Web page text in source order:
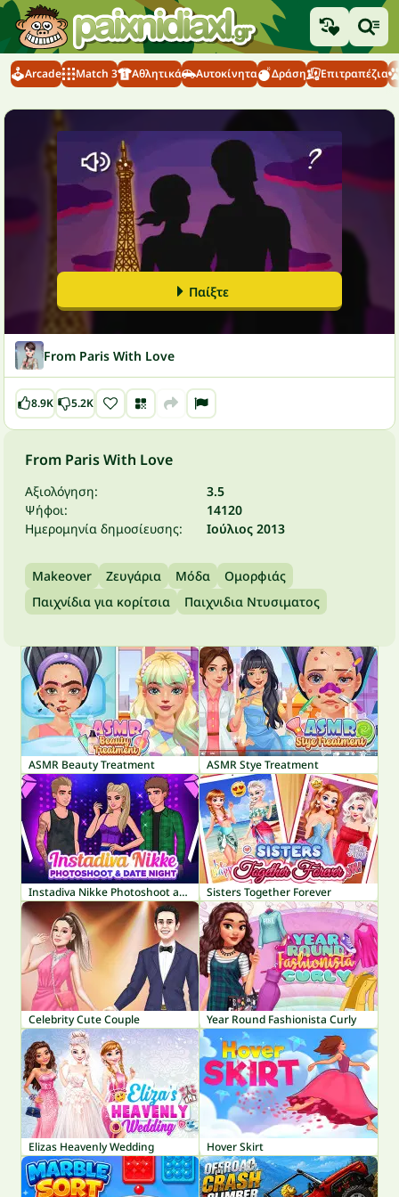
Arcade Match 3 Αθλητικά Αυτοκίνητα Δράση Επιτραπέζια
Παίξτε
From Paris With Love
8.9K 5.2K
From Paris With Love
Αξιολόγηση:
3.5
Ψήφοι:
14120
Ημερομηνία δημοσίευσης:
Ιούλιος 2013
Makeover Ζευγάρια Μόδα
Ομορφιάς
Παιχνίδια για κορίτσια
Παιχνιδια Ντυσιματος
ASMR Beauty Treatment ASMR Stye Treatment
Instadiva Nikke Photoshoot and Date Night Sisters Together Forever
Celebrity Cute Couple Year Round Fashionista Curly
Elizas Heavenly Wedding Hover Skirt